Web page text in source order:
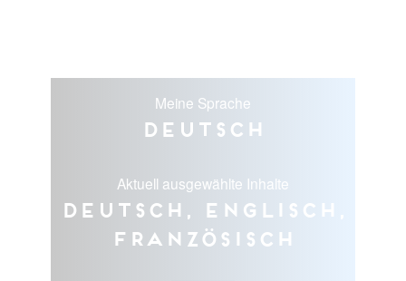
Meine Sprache
Deutsch
Aktuell ausgewählte Inhalte
Deutsch, Englisch,
Französisch